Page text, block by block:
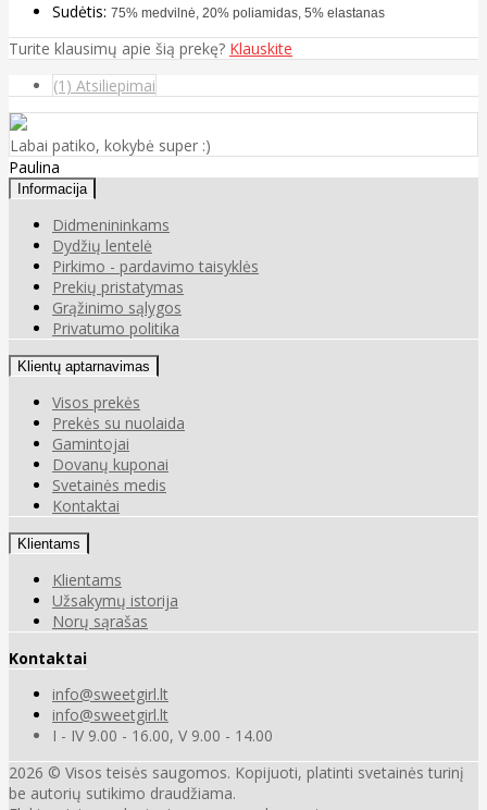
Sudėtis: 75% medvilnė, 20% poliamidas, 5% elastanas
Turite klausimų apie šią prekę? Klauskite
(1) Atsiliepimai
Labai patiko, kokybė super :)
Paulina
Informacija
Didmenininkams
Dydžių lentelė
Pirkimo - pardavimo taisyklės
Prekių pristatymas
Grąžinimo sąlygos
Privatumo politika
Klientų aptarnavimas
Visos prekės
Prekės su nuolaida
Gamintojai
Dovanų kuponai
Svetainės medis
Kontaktai
Klientams
Klientams
Užsakymų istorija
Norų sąrašas
Kontaktai
info@sweetgirl.lt
info@sweetgirl.lt
I - IV 9.00 - 16.00, V 9.00 - 14.00
2026 © Visos teisės saugomos. Kopijuoti, platinti svetainės turinį
be autorių sutikimo draudžiama.